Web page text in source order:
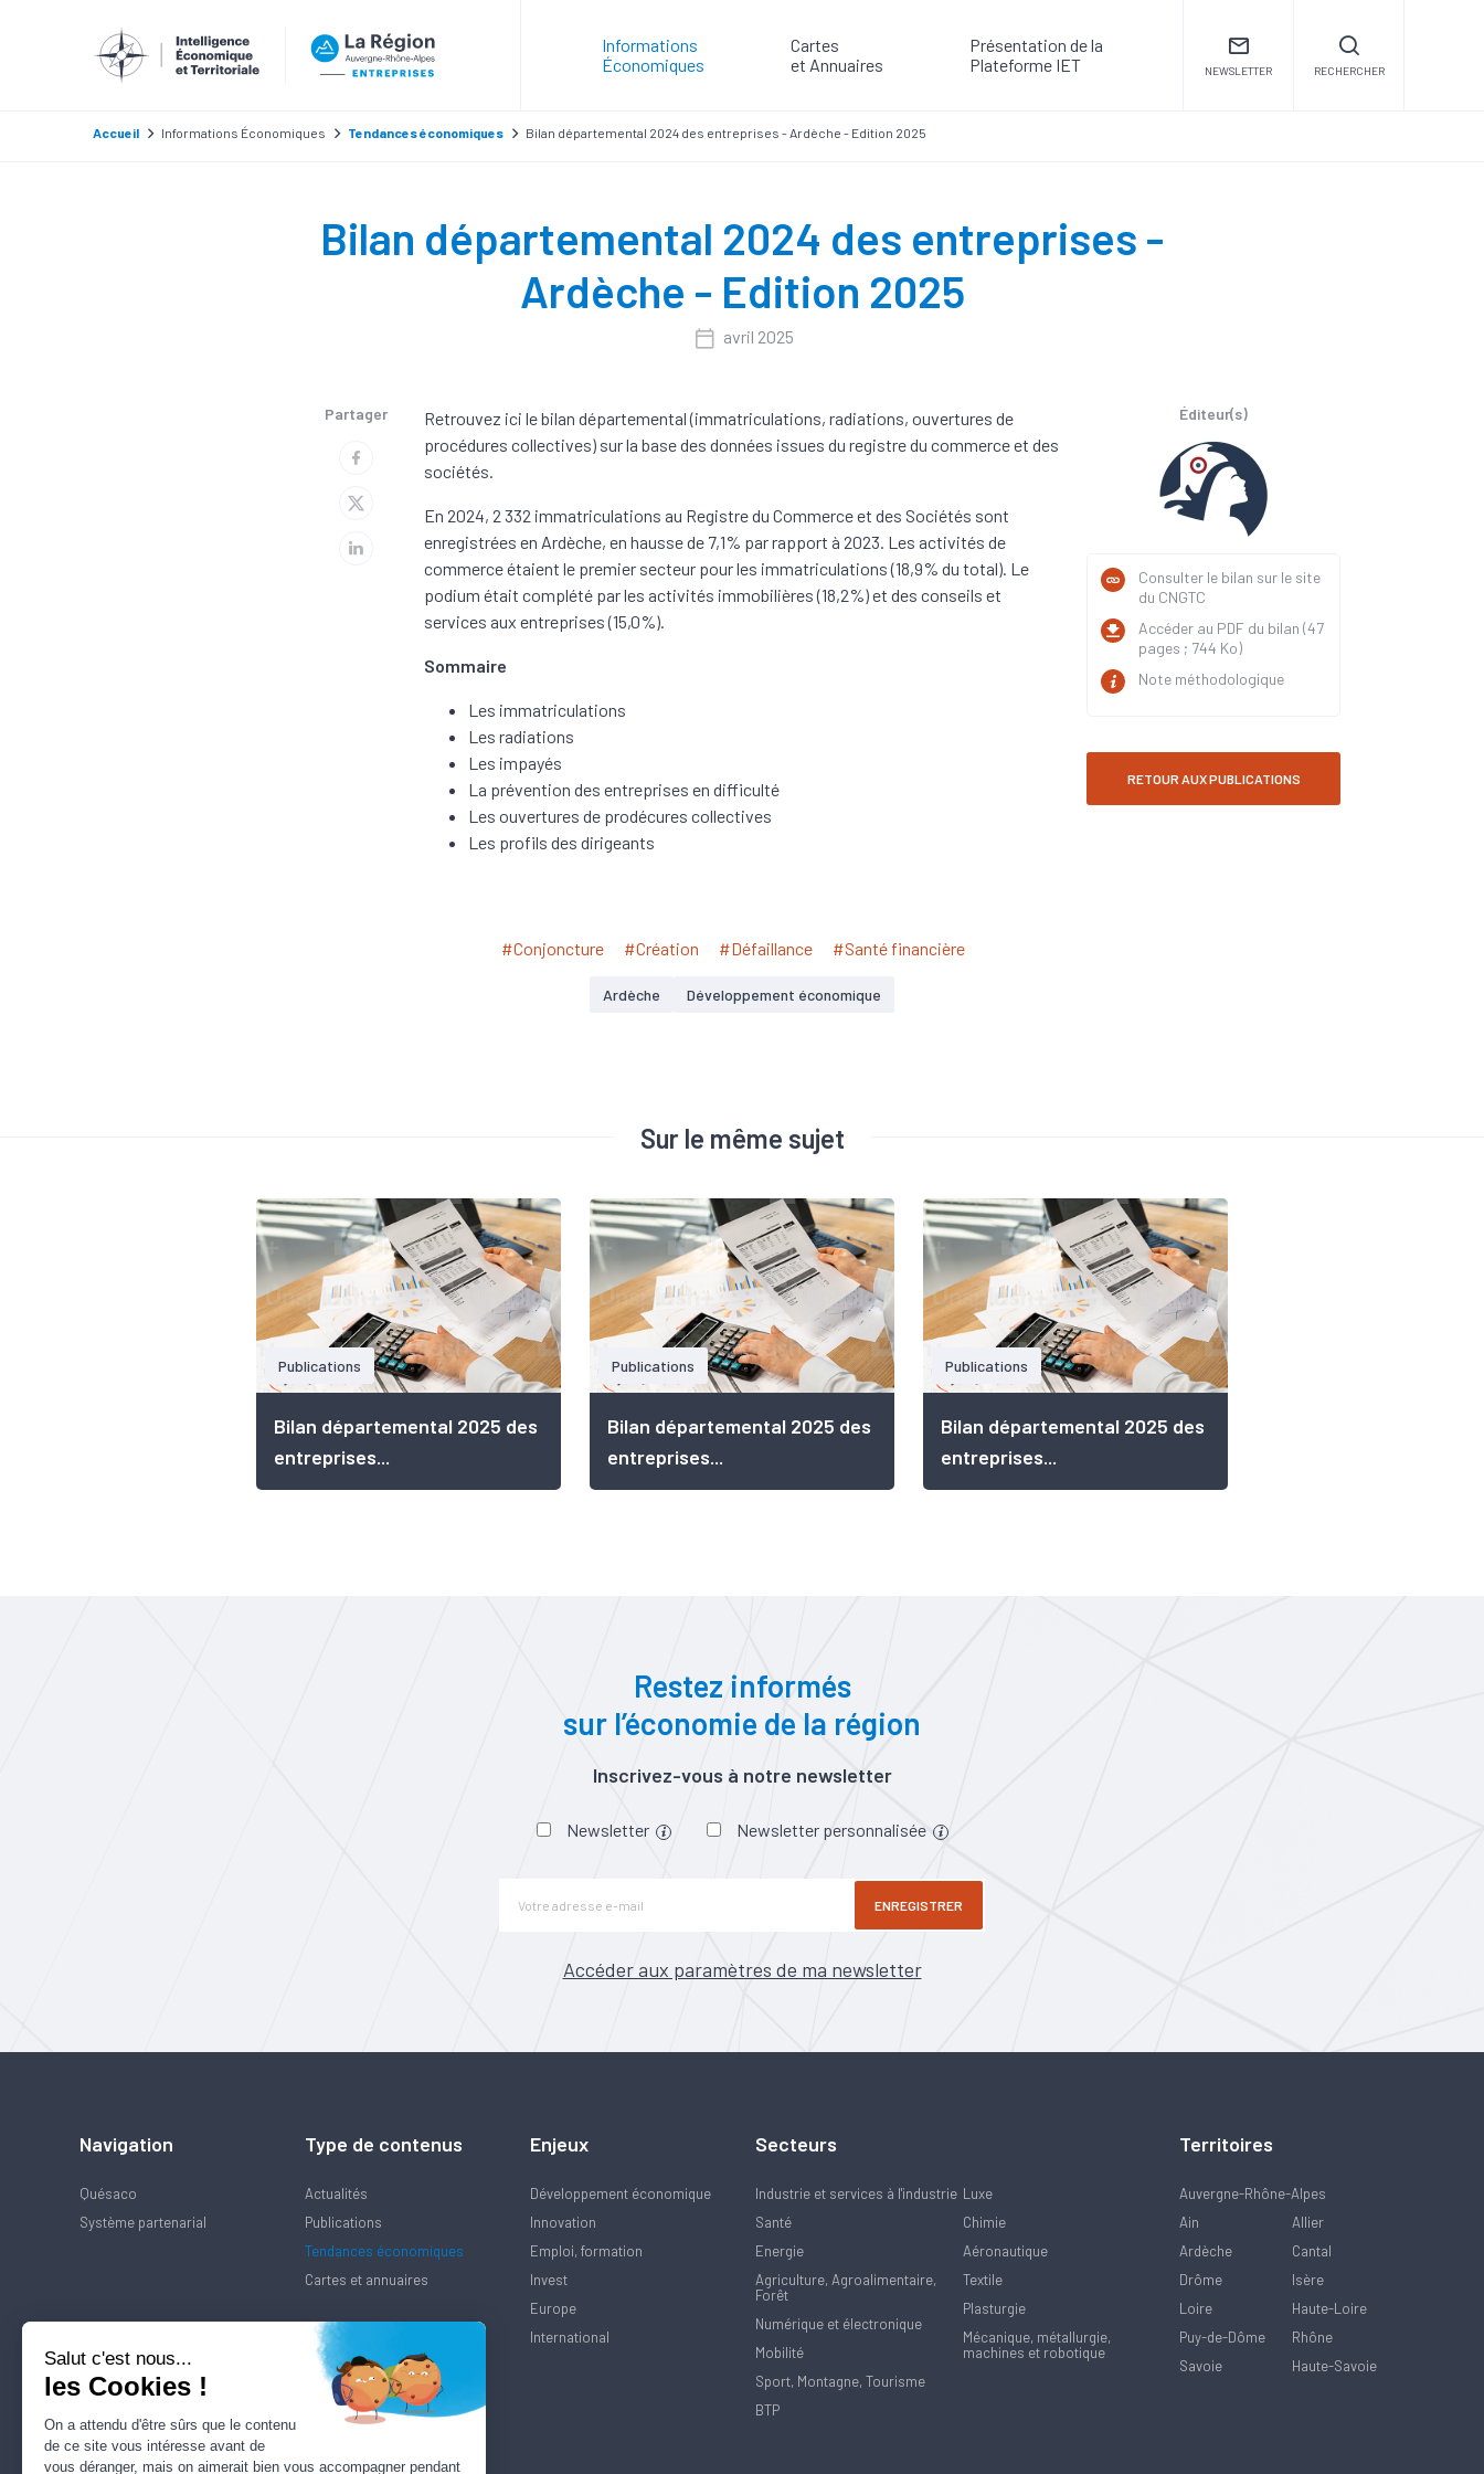
Informations
Économiques
Cartes
et Annuaires
Présentation de la
Plateforme IET
NEWSLETTER RECHERCHER
Accueil Informations Économiques Tendances économiques Bilan départemental 2024 des entreprises - Ardèche - Edition 2025
Bilan départemental 2024 des entreprises -
Ardèche - Edition 2025
avril 2025
Partager
Retrouvez ici le bilan départemental (immatriculations, radiations, ouvertures de
procédures collectives) sur la base des données issues du registre du commerce et des
sociétés.
En 2024, 2 332 immatriculations au Registre du Commerce et des Sociétés sont
enregistrées en Ardèche, en hausse de 7,1% par rapport à 2023. Les activités de
commerce étaient le premier secteur pour les immatriculations (18,9% du total). Le
podium était complété par les activités immobilières (18,2%) et des conseils et
services aux entreprises (15,0%).
Sommaire
Les immatriculations
Les radiations
Les impayés
La prévention des entreprises en difficulté
Les ouvertures de prodécures collectives
Les profils des dirigeants
Éditeur(s)
Consulter le bilan sur le site
du CNGTC
Accéder au PDF du bilan (47
pages ; 744 Ko)
Note méthodologique
RETOUR AUX PUBLICATIONS
#Conjoncture #Création #Défaillance #Santé financière
Ardèche Développement économique
Sur le même sujet
Publications
Bilan départemental 2025 des
entreprises...
Publications
Bilan départemental 2025 des
entreprises...
Publications
Bilan départemental 2025 des
entreprises...
Restez informés
sur l’économie de la région
Inscrivez-vous à notre newsletter
Newsletter Newsletter personnalisée
ENREGISTRER
Accéder aux paramètres de ma newsletter
Navigation
Quésaco
Système partenarial
Type de contenus
Actualités
Publications
Tendances économiques
Cartes et annuaires
Enjeux
Développement économique
Innovation
Emploi, formation
Invest
Europe
International
Secteurs
Industrie et services à l'industrie
Santé
Energie
Agriculture, Agroalimentaire,
Forêt
Numérique et électronique
Mobilité
Sport, Montagne, Tourisme
BTP
Luxe
Chimie
Aéronautique
Textile
Plasturgie
Mécanique, métallurgie,
machines et robotique
Territoires
Auvergne-Rhône-Alpes
Ain
Allier
Ardèche
Cantal
Drôme
Isère
Loire
Haute-Loire
Puy-de-Dôme
Rhône
Savoie
Haute-Savoie
Salut c'est nous...
les Cookies !
On a attendu d'être sûrs que le contenu
de ce site vous intéresse avant de
vous déranger, mais on aimerait bien vous accompagner pendant